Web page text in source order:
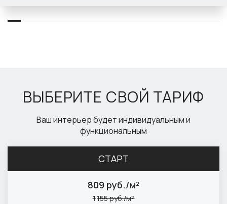
ВЫБЕРИТЕ СВОЙ ТАРИФ
Ваш интерьер будет индивидуальным и
функциональным
СТАРТ
809 руб./м²
1155 руб./м²